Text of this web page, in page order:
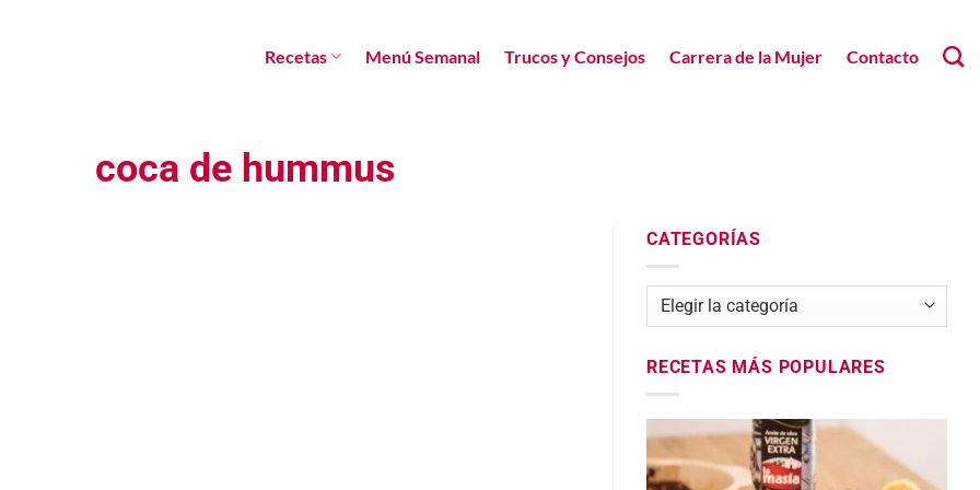
Recetas Menú Semanal Trucos y Consejos Carrera de la Mujer Contacto
coca de hummus
CATEGORÍAS
Categorías
RECETAS MÁS POPULARES